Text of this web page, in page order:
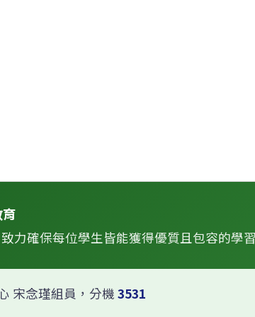
力確保每位學生皆能獲得優質且包容的學
宋念瑾組員，分機 3531